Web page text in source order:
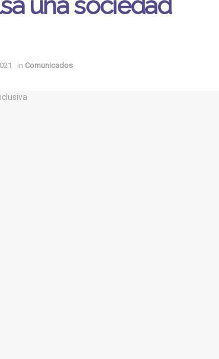
in Comunicados